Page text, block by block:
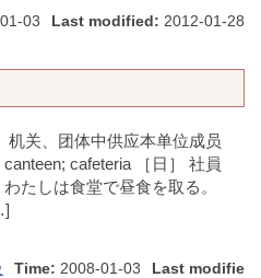
03 Last modified: 2012-01-28
机关、团体中供应本单位成员
cafeteria ［日］ 社員
たしは食堂で昼食を取る。
Time: 2008-01-03
Last modifie